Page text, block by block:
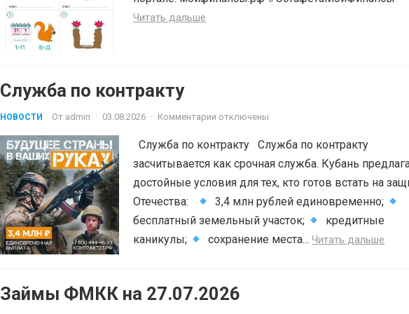
Читать дальше
Служба по контракту
НОВОСТИ От admin · 03.08.2026 · Комментарии отключены
Служба по контракту Служба по контракту
засчитывается как срочная служба. Кубань
достойные условия для тех, кто готов встать на
Отечества:
3,4 млн рублей единовременно;
бесплатный земельный участок;
кредитные
каникулы;
сохранение места...Читать дальше
Займы ФМКК на 27.07.2026